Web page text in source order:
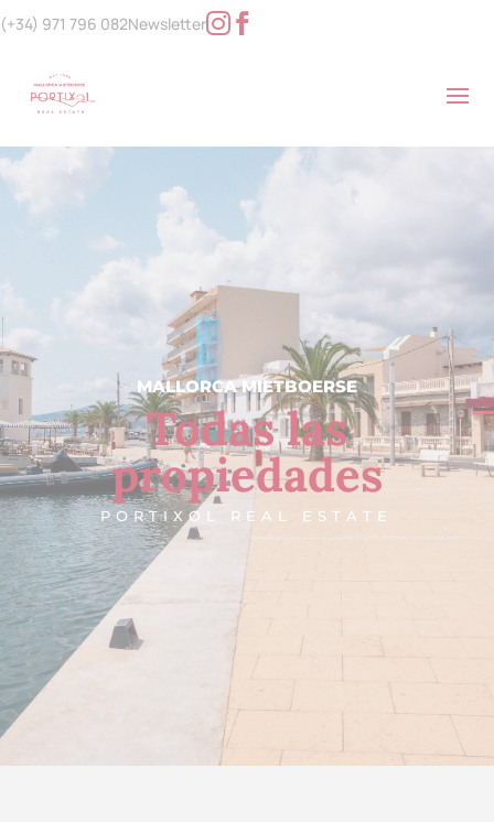
(+34) 971 796 082Newsletter
MALLORCA MIETBOERSE
Todas las
propiedades
PORTIXOL REAL ESTATE